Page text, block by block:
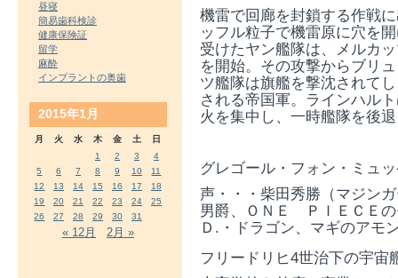
機雷で回廊を封鎖する作戦
ッフル粒子で機雷原に穴を
受けたヤン艦隊は、メルカ
を開始。その攻撃からブリ
ツ艦隊は旗艦を撃沈されて
される帝国軍。ラインハル
火を集中し、一時艦隊を後
グレゴール・フォン・
声・・・柴田秀勝（マジン
男爵、ＯＮＥ ＰＩＥＣＥの
Ｄ.・ドラゴン、マギのアモ
フリードリヒ4世治下の宇宙
昼寝
簡易歯科検診
健康保険証
留学
麻酔
インプラントの奥歯
2015年1月
月 火 水 木 金 土
日
1
2 3
4
5
6 7 8 9 10
11
12
13 14 15 16 17
18
19
20 21 22 23 24
25
26
27 28 29 30 31
« 12月 2月 »